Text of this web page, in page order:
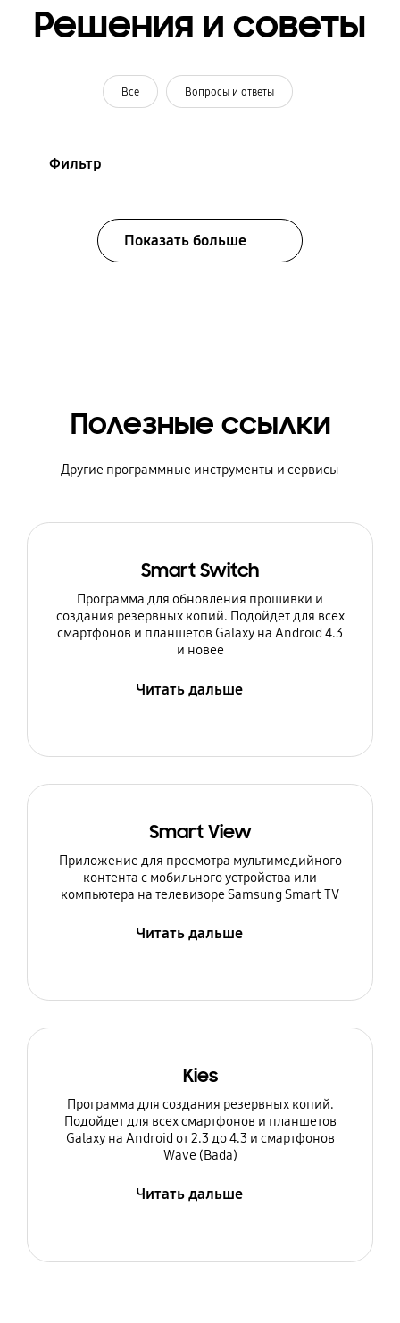
Решения и советы
Все Вопросы и ответы
Фильтр
Показать больше
Полезные ссылки
Другие программные инструменты и сервисы
Smart Switch
Программа для обновления прошивки и
создания резервных копий. Подойдет для всех
смартфонов и планшетов Galaxy на Android 4.3
и новее
Читать дальше
Smart View
Приложение для просмотра мультимедийного
контента с мобильного устройства или
компьютера на телевизоре Samsung Smart TV
Читать дальше
Kies
Программа для создания резервных копий.
Подойдет для всех смартфонов и планшетов
Galaxy на Android от 2.3 до 4.3 и смартфонов
Wave (Bada)
Читать дальше